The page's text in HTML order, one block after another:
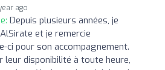
ago
Depuis plusieurs années, je
et je remercie
ci pour son accompagnement.
leur disponibilité à toute heure,